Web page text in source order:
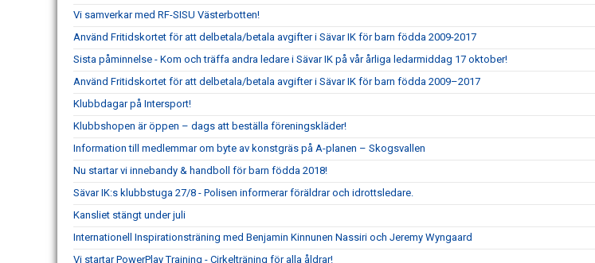
Vi samverkar med RF-SISU Västerbotten!
Använd Fritidskortet för att delbetala/betala avgifter i Sävar IK för barn födda 2009-2017
Sista påminnelse - Kom och träffa andra ledare i Sävar IK på vår årliga ledarmiddag 17 oktober!
Använd Fritidskortet för att delbetala/betala avgifter i Sävar IK för barn födda 2009–2017
Klubbdagar på Intersport!
Klubbshopen är öppen – dags att beställa föreningskläder!
Information till medlemmar om byte av konstgräs på A-planen – Skogsvallen
Nu startar vi innebandy & handboll för barn födda 2018!
Sävar IK:s klubbstuga 27/8 - Polisen informerar föräldrar och idrottsledare.
Kansliet stängt under juli
Internationell Inspirationsträning med Benjamin Kinnunen Nassiri och Jeremy Wyngaard
Vi startar PowerPlay Training - Cirkelträning för alla åldrar!